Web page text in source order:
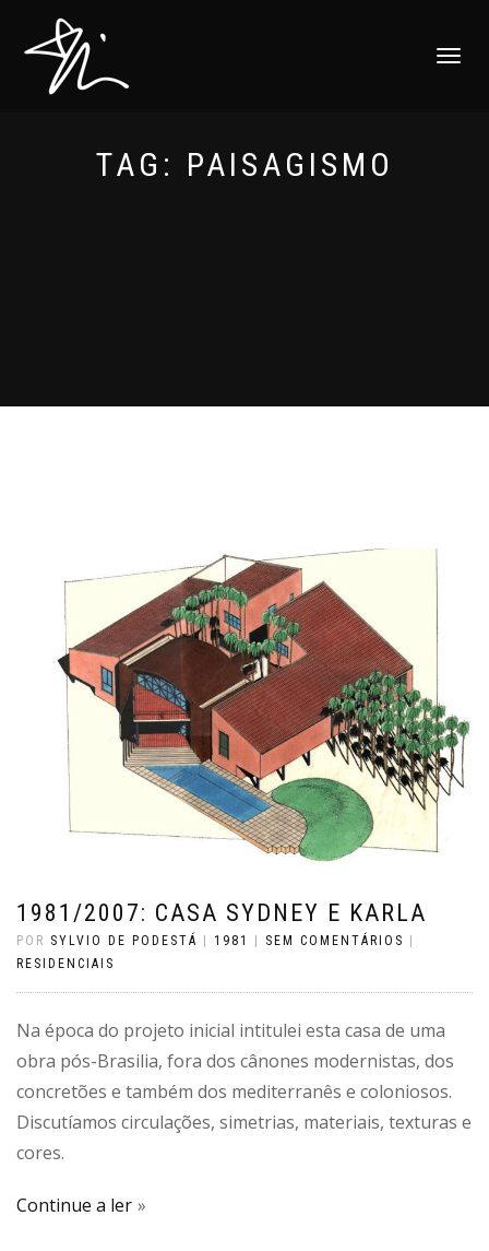
ALTERNAR
TAG: PAISAGISMO
1981/2007: CASA SYDNEY E KARLA
POR SYLVIO DE PODESTÁ | 1981 | SEM COMENTÁRIOS |
RESIDENCIAIS
Na época do projeto inicial intitulei esta casa de uma
obra pós-Brasilia, fora dos cânones modernistas, dos
concretões e também dos mediterranês e coloniosos.
Discutíamos circulações, simetrias, materiais, texturas e
cores.
Continue a ler